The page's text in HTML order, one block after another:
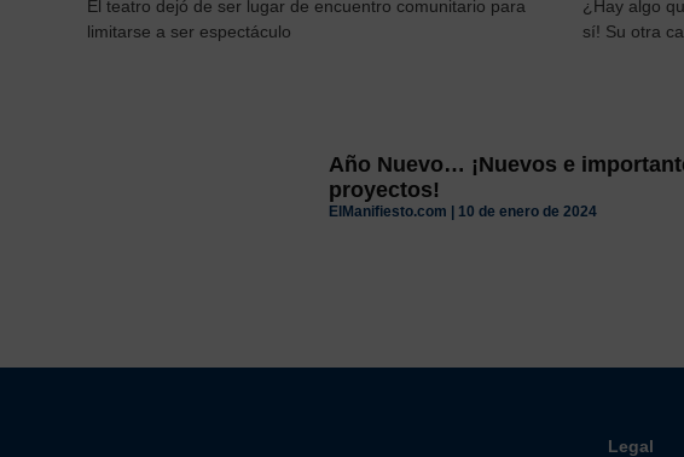
El teatro dejó de ser lugar de encuentro comunitario para
limitarse a ser espectáculo
¿Hay algo
sí! Su otra
Año Nuevo… ¡Nuevos e
proyectos!
ElManifiesto.com 10 de enero de 2024
Legal